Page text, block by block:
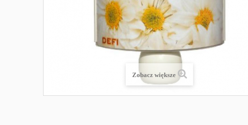
Zobacz większe